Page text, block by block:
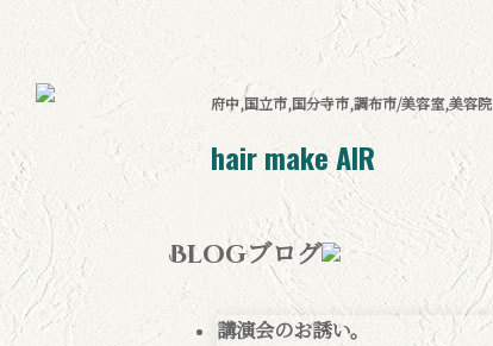
府中,国立市,国分寺市,調布市/美容室,美容院
hair make AIR
Blogブログ
講演会のお誘い。